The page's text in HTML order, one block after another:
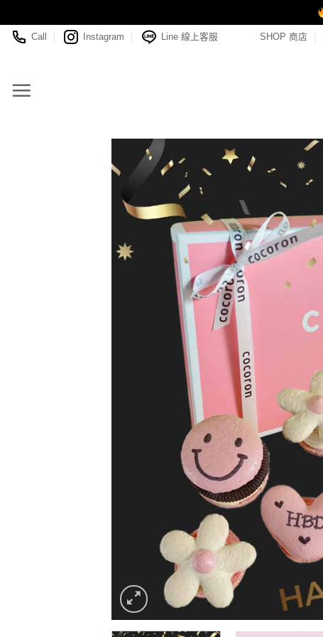
Skip
Call Instagram Line 線上客服 SHOP 商店